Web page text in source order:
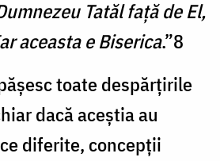
Tatăl faţă de El,
aceasta e Biserica.”8
toate despărţirile
dacă aceştia au
diferite, concepţii